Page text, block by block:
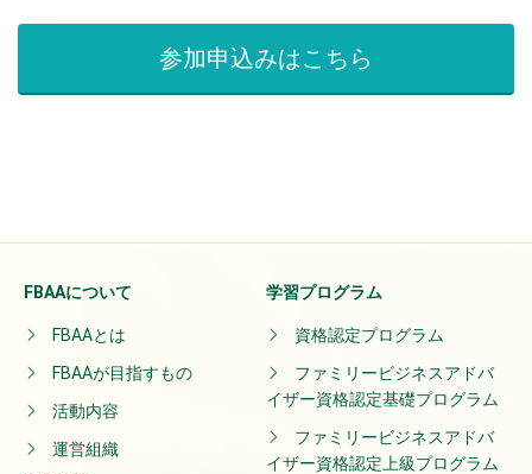
参加申込みはこちら
FBAAについて
FBAAとは
FBAAが目指すもの
活動内容
運営組織
学習プログラム
資格認定プログラム
ファミリービジネスアドバ
イザー資格認定基礎プログラム
ファミリービジネスアドバ
イザー資格認定上級プログラム